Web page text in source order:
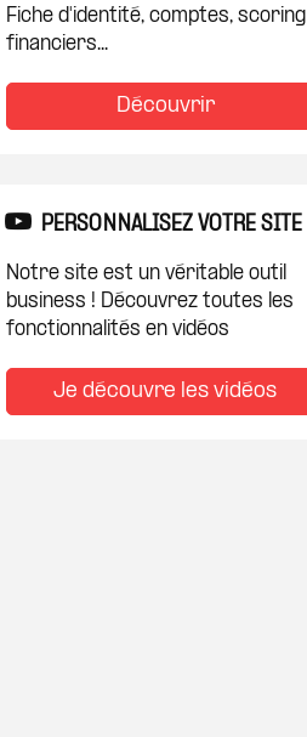
Fiche d'identité, comptes, scoring
financiers...
Découvrir
PERSONNALISEZ VOTRE SITE
Notre site est un véritable outil
business ! Découvrez toutes les
fonctionnalités en vidéos
Je découvre les vidéos